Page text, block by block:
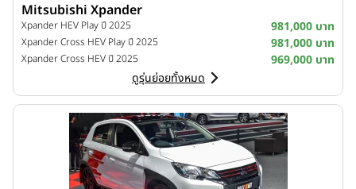
Mitsubishi Xpander
Xpander HEV Play ปี 2025 981,000 บาท
Xpander Cross HEV Play ปี 2025 981,000 บาท
Xpander Cross HEV ปี 2025
969,000 บาท
ดูรุ่นย่อยทั้งหมด